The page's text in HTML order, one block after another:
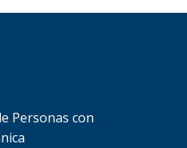
Personas con